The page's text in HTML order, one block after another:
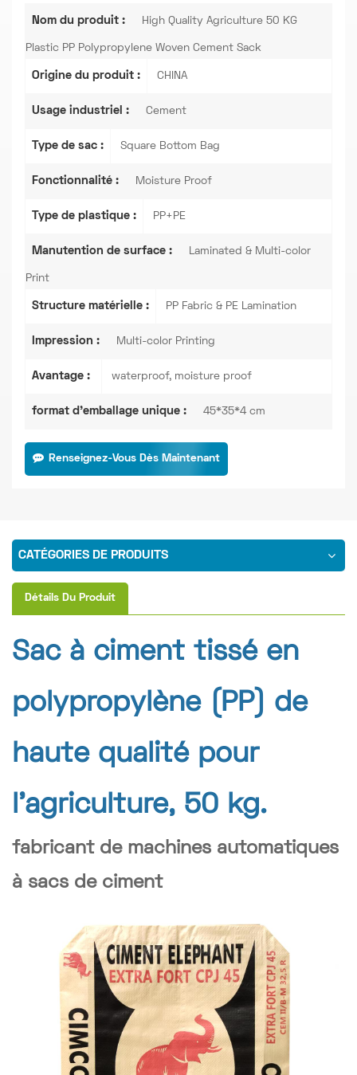
Nom du produit : High Quality Agriculture 50 KG
Plastic PP Polypropylene Woven Cement Sack
Origine du produit : CHINA
Usage industriel : Cement
Type de sac : Square Bottom Bag
Fonctionnalité : Moisture Proof
Type de plastique : PP+PE
Manutention de surface : Laminated & Multi-color
Print
Structure matérielle : PP Fabric & PE Lamination
Impression : Multi-color Printing
Avantage : waterproof, moisture proof
format d'emballage unique : 45*35*4 cm
Renseignez-Vous Dès Maintenant
CATÉGORIES DE PRODUITS
Détails Du Produit
Sac à ciment tissé en
polypropylène (PP) de
haute qualité pour
l'agriculture, 50 kg.
fabricant de machines automatiques
à sacs de ciment